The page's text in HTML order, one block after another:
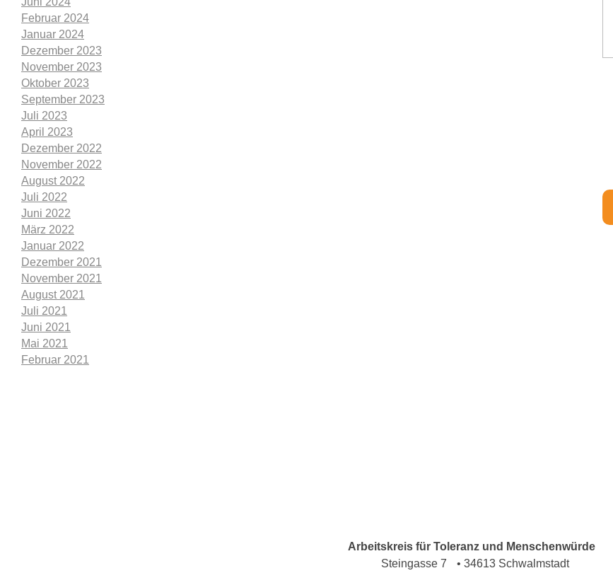
Februar 2024
Januar 2024
Dezember 2023
November 2023
Oktober 2023
September 2023
Juli 2023
April 2023
Dezember 2022
November 2022
August 2022
Juli 2022
Juni 2022
März 2022
Januar 2022
Dezember 2021
November 2021
August 2021
Juli 2021
Juni 2021
Mai 2021
Februar 2021
Arbeitskreis für Toleranz und Menschenwürde
Steingasse 7 • 34613 Schwalmstadt